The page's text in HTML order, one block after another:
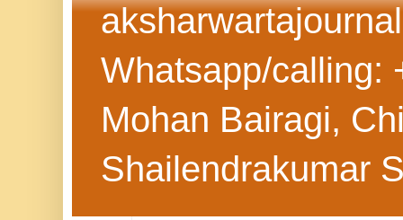
Whatsapp/calling:
Mohan Bairagi,
Shailendrakumar